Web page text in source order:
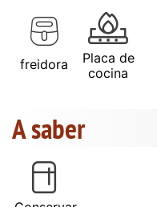
freidora
Placa de
cocina
A saber